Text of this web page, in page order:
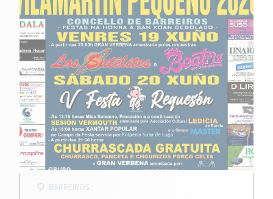
BARREIROS